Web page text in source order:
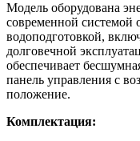
Модель оборудована
современной системой
водоподготовкой,
долговечной
обеспечивает
панель управления с
положение.
Комплектация: